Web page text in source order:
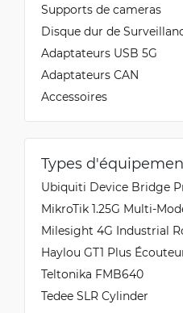
Supports de cameras
Disque dur de
Adaptateurs USB 5G
Adaptateurs CAN
Accessoires
Types
Ubiquiti Device Bridge
MikroTik 1.25G Multi-
Milesight 4G Industrial
Haylou GT1 Plus
Teltonika FMB640
Tedee SLR Cylinder